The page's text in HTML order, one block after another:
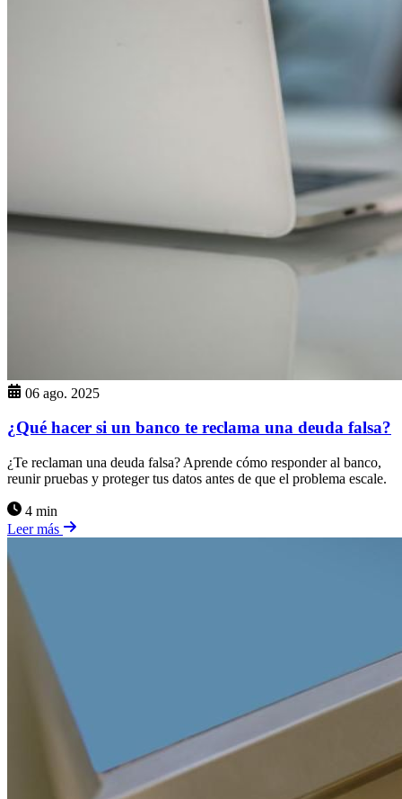
06 ago. 2025
¿Qué hacer si un banco te reclama una deuda falsa?
¿Te reclaman una deuda falsa? Aprende cómo responder al banco,
reunir pruebas y proteger tus datos antes de que el problema escale.
4 min
Leer más